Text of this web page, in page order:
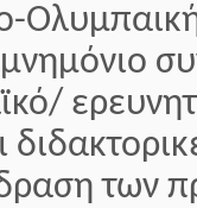
των